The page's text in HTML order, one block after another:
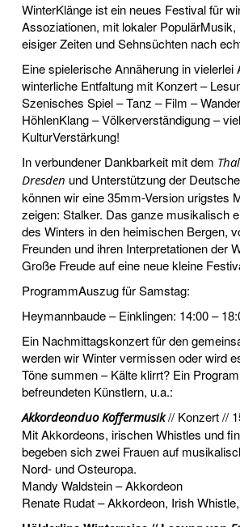
WinterKlänge ist ein neues Festival für
Assoziationen, mit lokaler
eisiger Zeiten und Sehnsüchten nach
Eine spielerische Annäherung in vielerlei
winterliche Entfaltung mit Konzert –
Szenisches Spiel – Tanz – Film –
HöhlenKlang – Völkerverständigung –
KulturVerstärkung!
In verbundener Dankbarkeit mit dem
Dresden und Unterstützung der
können wir eine 35mm-Version urigstes
zeigen: Stalker. Das ganze musikalisch
des Winters in den heimischen Bergen,
Freunden und ihren Interpretationen der
Große Freude auf eine neue kleine
ProgrammAuszug für Samstag:
Heymannbaude – Einklingen: 14:00 –
Ein Nachmittagskonzert für den
werden wir Winter vermissen oder wird
Töne summen – Kälte klirrt? Ein
befreundeten Künstlern, u.a.:
Akkordeonduo Koffermusik// Konzert //
Mit Akkordeons, irischen Whistles und
begeben sich zwei Frauen auf
Nord- und Osteuropa.
Mandy Waldstein – Akkordeon
Renate Rudat – Akkordeon, Irish